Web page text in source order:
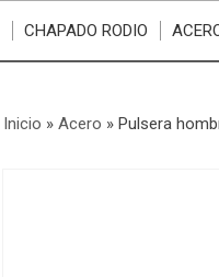
CHAPADO RODIO
Inicio » Acero » Pulsera